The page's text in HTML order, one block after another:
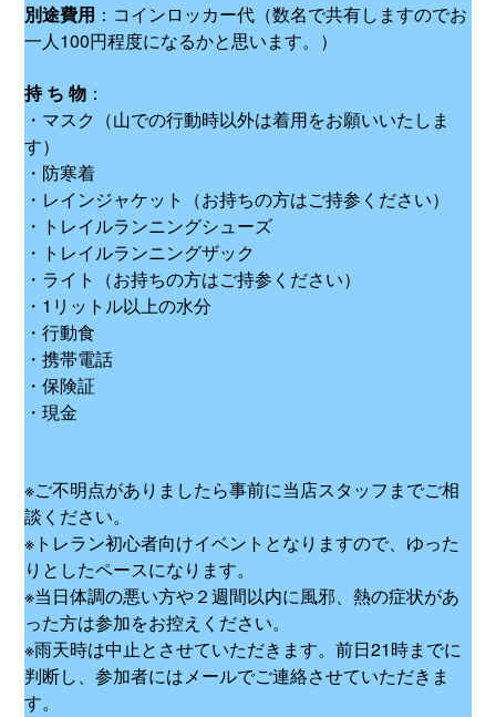
別途費用 ：コインロッカー代（数名で共有しますのでお
一人100円程度になるかと思います。）
持 ち 物 ：
・マスク（山での行動時以外は着用をお願いいたしま
す）
・防寒着
・レインジャケット（お持ちの方はご持参ください）
・トレイルランニングシューズ
・トレイルランニングザック
・ライト（お持ちの方はご持参ください）
・1リットル以上の水分
・行動食
・携帯電話
・保険証
・現金
※ご不明点がありましたら事前に当店スタッフまでご相
談ください。
※トレラン初心者向けイベントとなりますので、ゆった
りとしたペースになります。
※当日体調の悪い方や２週間以内に風邪、熱の症状があ
った方は参加をお控えください。
※雨天時は中止とさせていただきます。前日21時までに
判断し、参加者にはメールでご連絡させていただきま
す。